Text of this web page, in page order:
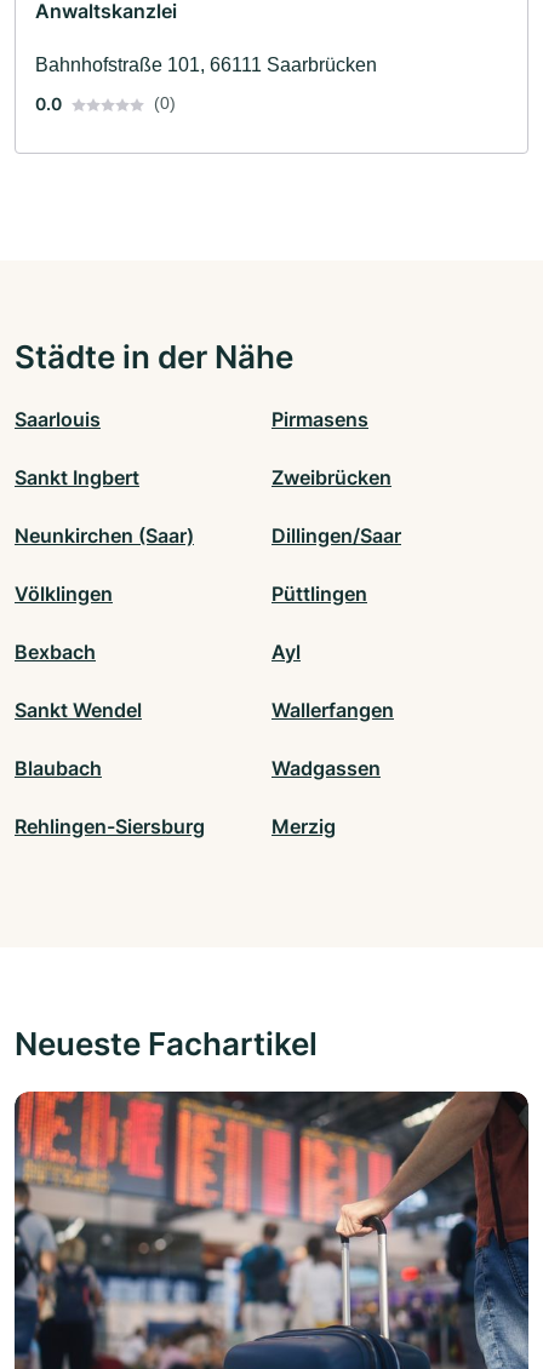
Anwaltskanzlei
Bahnhofstraße 101, 66111 Saarbrücken
0.0
(0)
Städte in der Nähe
Saarlouis Pirmasens
Sankt Ingbert Zweibrücken
Neunkirchen (Saar) Dillingen/Saar
Völklingen Püttlingen
Bexbach Ayl
Sankt Wendel Wallerfangen
Blaubach Wadgassen
Rehlingen-Siersburg Merzig
Neueste Fachartikel